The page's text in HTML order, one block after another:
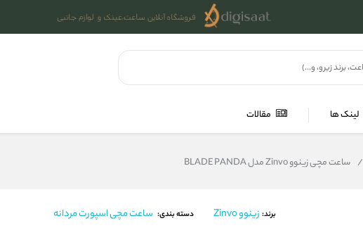
لینک ها مقالات
/ ساعت مچی زینوو Zinvo مدل BLADE PANDA
برند: زینوو Zinvo دسته بندی: ساعت مچی اسپورت مردانه